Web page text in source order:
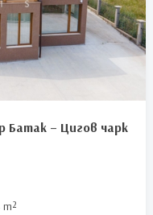
Батак – Цигов чарк
m²